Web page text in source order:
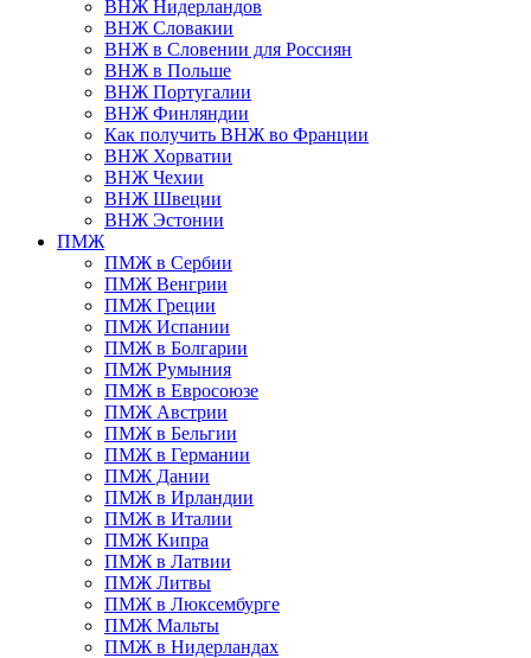
ВНЖ Нидерландов
ВНЖ Словакии
ВНЖ в Словении для Россиян
ВНЖ в Польше
ВНЖ Португалии
ВНЖ Финляндии
Как получить ВНЖ во Франции
ВНЖ Хорватии
ВНЖ Чехии
ВНЖ Швеции
ВНЖ Эстонии
ПМЖ
ПМЖ в Сербии
ПМЖ Венгрии
ПМЖ Греции
ПМЖ Испании
ПМЖ в Болгарии
ПМЖ Румыния
ПМЖ в Евросоюзе
ПМЖ Австрии
ПМЖ в Бельгии
ПМЖ в Германии
ПМЖ Дании
ПМЖ в Ирландии
ПМЖ в Италии
ПМЖ Кипра
ПМЖ в Латвии
ПМЖ Литвы
ПМЖ в Люксембурге
ПМЖ Мальты
ПМЖ в Нидерландах